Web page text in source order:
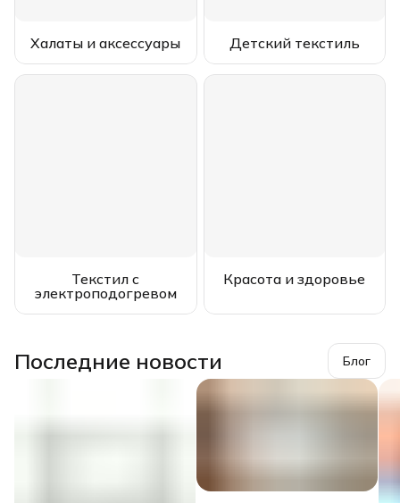
Халаты и аксессуары Детский текстиль
Текстил с
электроподогревом
Красота и здоровье
Последние новости Блог